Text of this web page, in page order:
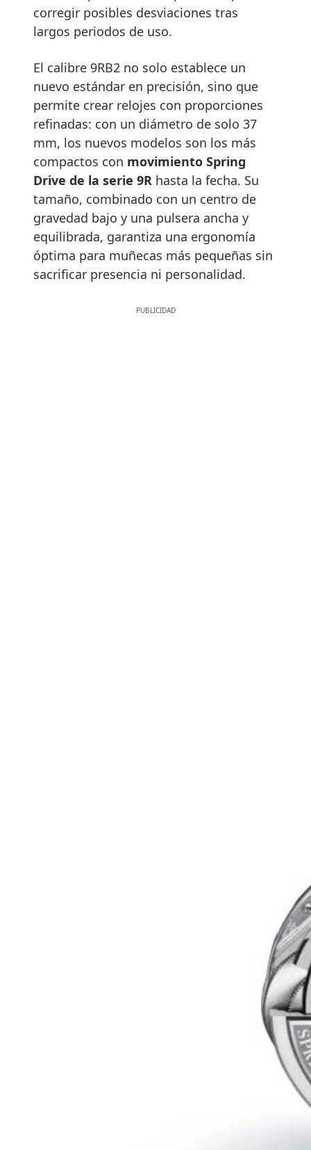
corregir posibles desviaciones tras
largos periodos de uso.
El calibre 9RB2 no solo establece un
nuevo estándar en precisión, sino que
permite crear relojes con proporciones
refinadas: con un diámetro de solo 37
mm, los nuevos modelos son los más
compactos con movimiento Spring
Drive de la serie 9R hasta la fecha. Su
tamaño, combinado con un centro de
gravedad bajo y una pulsera ancha y
equilibrada, garantiza una ergonomía
óptima para muñecas más pequeñas sin
sacrificar presencia ni personalidad.